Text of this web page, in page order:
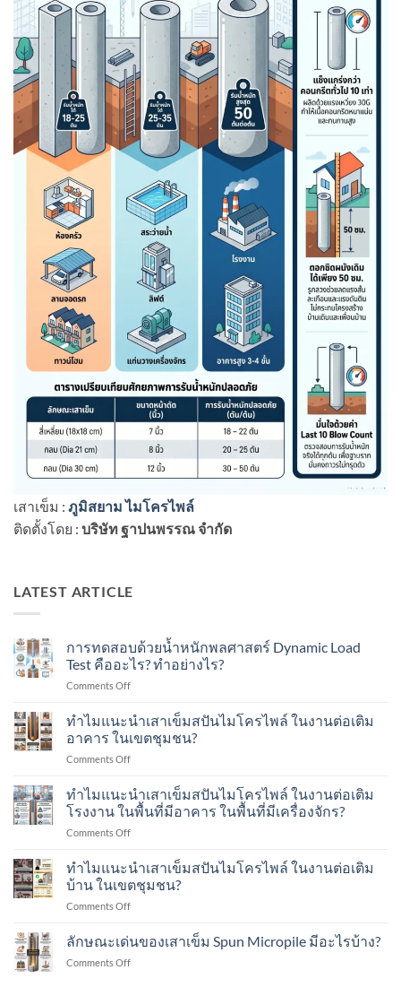
เสาเข็ม : ภูมิสยาม ไมโครไพล์
ติดตั้งโดย : บริษัท ฐาปนพรรณ จำกัด
LATEST ARTICLE
การทดสอบด้วยน้ำหนักพลศาสตร์ Dynamic Load
Test คืออะไร? ทำอย่างไร?
Comments Offon
ทดสอบ
ด้วย
น้ำ
หนัก
Dynamic
Load
ทำ
อย่างไร?
ทำไมแนะนำเสาเข็มสปันไมโครไพล์ ในงานต่อเติม
อาคาร ในเขตชุมชน?
Comments Offon
แนะนำ
เสา
เข็ม
ส
ไมโคร
ไพล์
เติม
ทำไมแนะนำเสาเข็มสปันไมโครไพล์ ในงานต่อเติม
โรงงาน ในพื้นที่มีอาคาร ในพื้นที่มีเครื่องจักร?
Comments Offon
แนะนำ
เสา
เข็ม
ส
ไมโคร
ทำไมแนะนำเสาเข็มสปันไมโครไพล์ ในงานต่อเติม
บ้าน ในเขตชุมชน?
Comments Offon
เสา
เข็ม
ลักษณะเด่นของเสาเข็ม Spun Micropile มีอะไรบ้าง?
Comments Offon